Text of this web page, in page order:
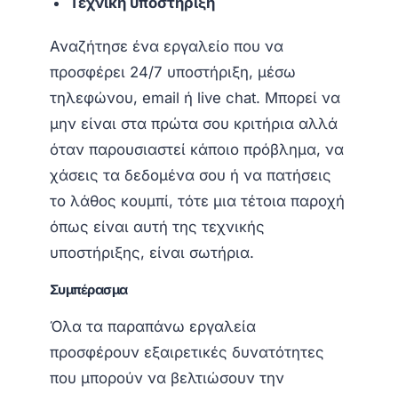
Αναζήτησε ένα εργαλείο που να
προσφέρει 24/7 υποστήριξη, μέσω
τηλεφώνου, email ή live chat. Μπορεί να
μην είναι στα πρώτα σου κριτήρια αλλά
όταν παρουσιαστεί κάποιο πρόβλημα, να
χάσεις τα δεδομένα σου ή να πατήσεις
το λάθος κουμπί, τότε μια τέτοια παροχή
όπως είναι αυτή της τεχνικής
υποστήριξης, είναι σωτήρια.
Συμπέρασμα
Όλα τα παραπάνω εργαλεία
προσφέρουν εξαιρετικές δυνατότητες
που μπορούν να βελτιώσουν την